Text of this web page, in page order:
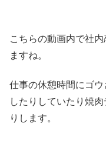
こちらの動画内で社
ますね。
仕事の休憩時間にゴ
したりしていたり焼
りします。